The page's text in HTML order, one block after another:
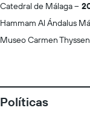
Catedral de Málaga
Hammam Al Ándalus
Museo Carmen
Políticas